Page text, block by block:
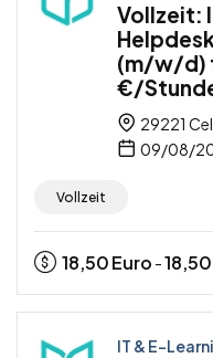
Vollzeit:
(m/w/d)
€/
29221
09/08/
Vollzeit
18,50Euro -18,50
IT & E-